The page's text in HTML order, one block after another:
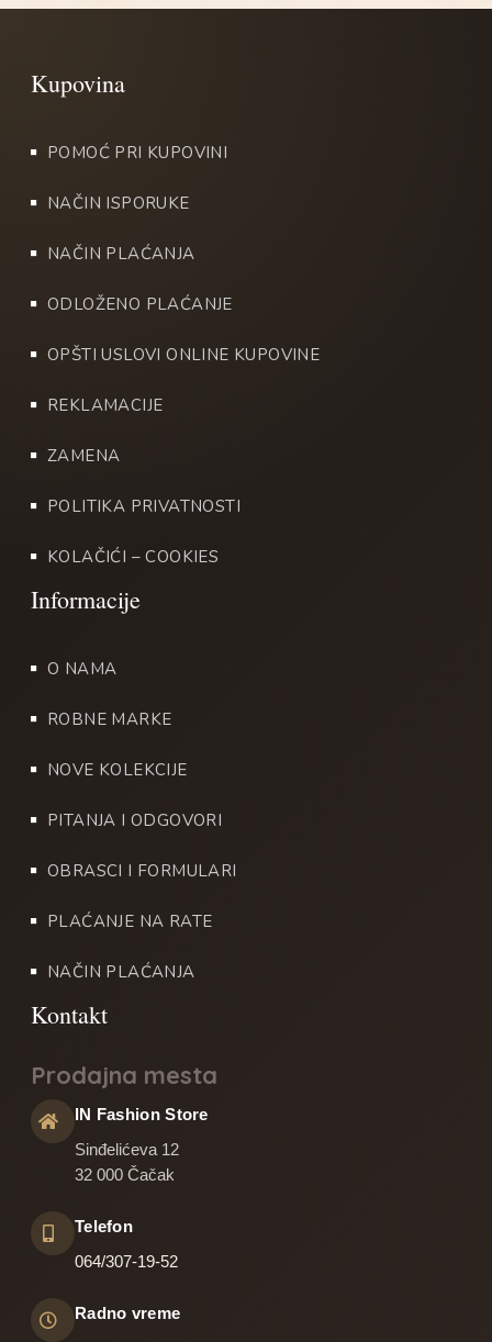
POMOĆ PRI KUPOVINI
NAČIN ISPORUKE
NAČIN PLAĆANJA
ODLOŽENO PLAĆANJE
OPŠTI USLOVI ONLINE KUPOVINE
REKLAMACIJE
ZAMENA
POLITIKA PRIVATNOSTI
KOLAČIĆI – COOKIES
O NAMA
ROBNE MARKE
NOVE KOLEKCIJE
PITANJA I ODGOVORI
OBRASCI I FORMULARI
PLAĆANJE NA RATE
NAČIN PLAĆANJA
Prodajna mesta
IN Fashion Store
Sinđelićeva 12
32 000 Čačak
Telefon
064/307-19-52
Radno vreme